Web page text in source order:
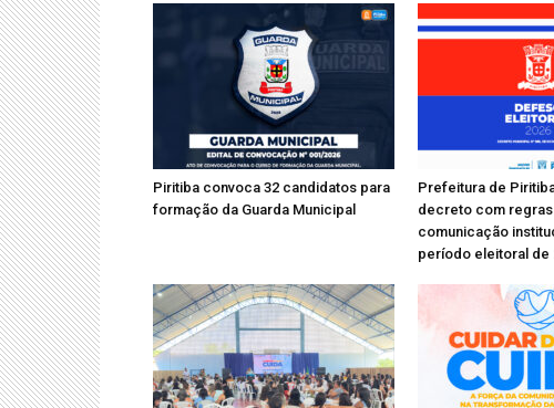
Piritiba convoca 32 candidatos para
formação da Guarda Municipal
Prefeitura de
decreto com
comunicação
período eleitoral de